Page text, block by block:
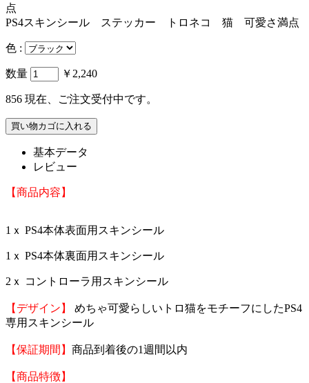
PS4スキンシール ステッカー トロネコ 猫 可愛さ満点
色 :
数量 ￥2,240
856 現在、ご注文受付中です。
基本データ
レビュー
【商品内容】
1ｘ PS4本体表面用スキンシール
1ｘ PS4本体裏面用スキンシール
2ｘ コントローラ用スキンシール
【デザイン】
めちゃ可愛らしいトロ猫をモチーフにしたPS4
専用スキンシール
【保証期間】 商品到着後の1週間以内
【商品特徴】